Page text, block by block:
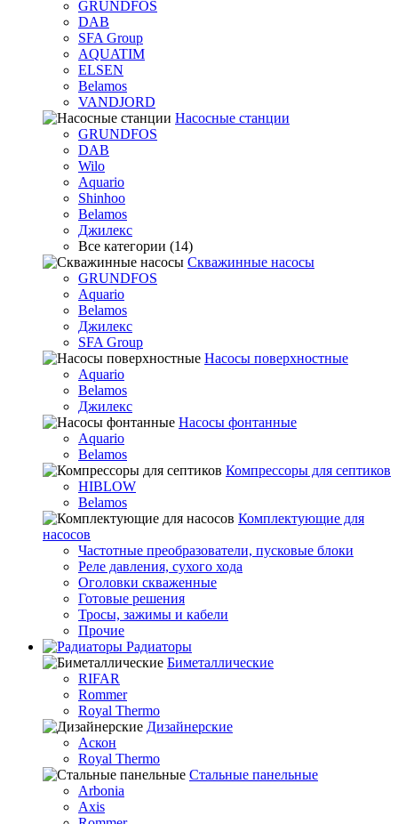
GRUNDFOS
DAB
SFA Group
AQUATIM
ELSEN
Belamos
VANDJORD
Насосные станции
GRUNDFOS
DAB
Wilo
Aquario
Shinhoo
Belamos
Джилекс
Все категории (14)
Скважинные насосы
GRUNDFOS
Aquario
Belamos
Джилекс
SFA Group
Насосы поверхностные
Aquario
Belamos
Джилекс
Насосы фонтанные
Aquario
Belamos
Компрессоры для септиков
HIBLOW
Belamos
Комплектующие для
насосов
Частотные преобразователи, пусковые блоки
Реле давления, сухого хода
Оголовки скваженные
Готовые решения
Тросы, зажимы и кабели
Прочие
Радиаторы
Биметаллические
RIFAR
Rommer
Royal Thermo
Дизайнерские
Аскон
Royal Thermo
Стальные панельные
Arbonia
Axis